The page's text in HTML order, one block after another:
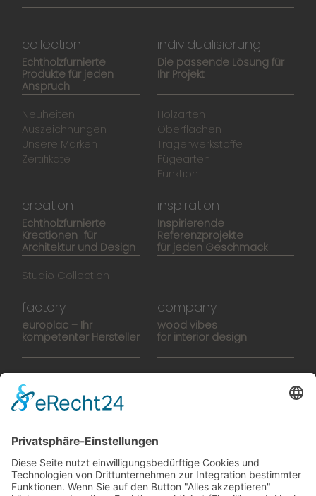
collection
Echtholzfurnierte
Produkte für jeden
Anspruch
Neuheiten
Auszeichnungen
Unsere Marken
Zertifikate
individualisierung
Die passende Lösung für
Ihr Projekt
Holzarten
Oberflächen
Trägerwerkstoffe
Fügearten
Funktion
creation
Echtholzfurnierte
Kreationen für
Architektur und Design
Studio Collection
inspiration
Inspirierende
Referenzprojekte
für jeden Geschmack
factory
europlac – Ihr
kompetenter Hersteller
Hightech-Fertigung
Manufaktur
company
wood vibes
for interior design
europlacHOUSE
Karriere
Booklet
SalesTools